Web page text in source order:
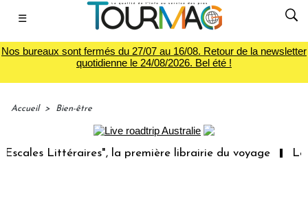
☰
Nos bureaux sont fermés du 27/07 au 16/08. Retour de la newsletter
quotidienne le 24/08/2026. Bel été !
Accueil > Bien-être
Littéraires", la première librairie du voyage Le